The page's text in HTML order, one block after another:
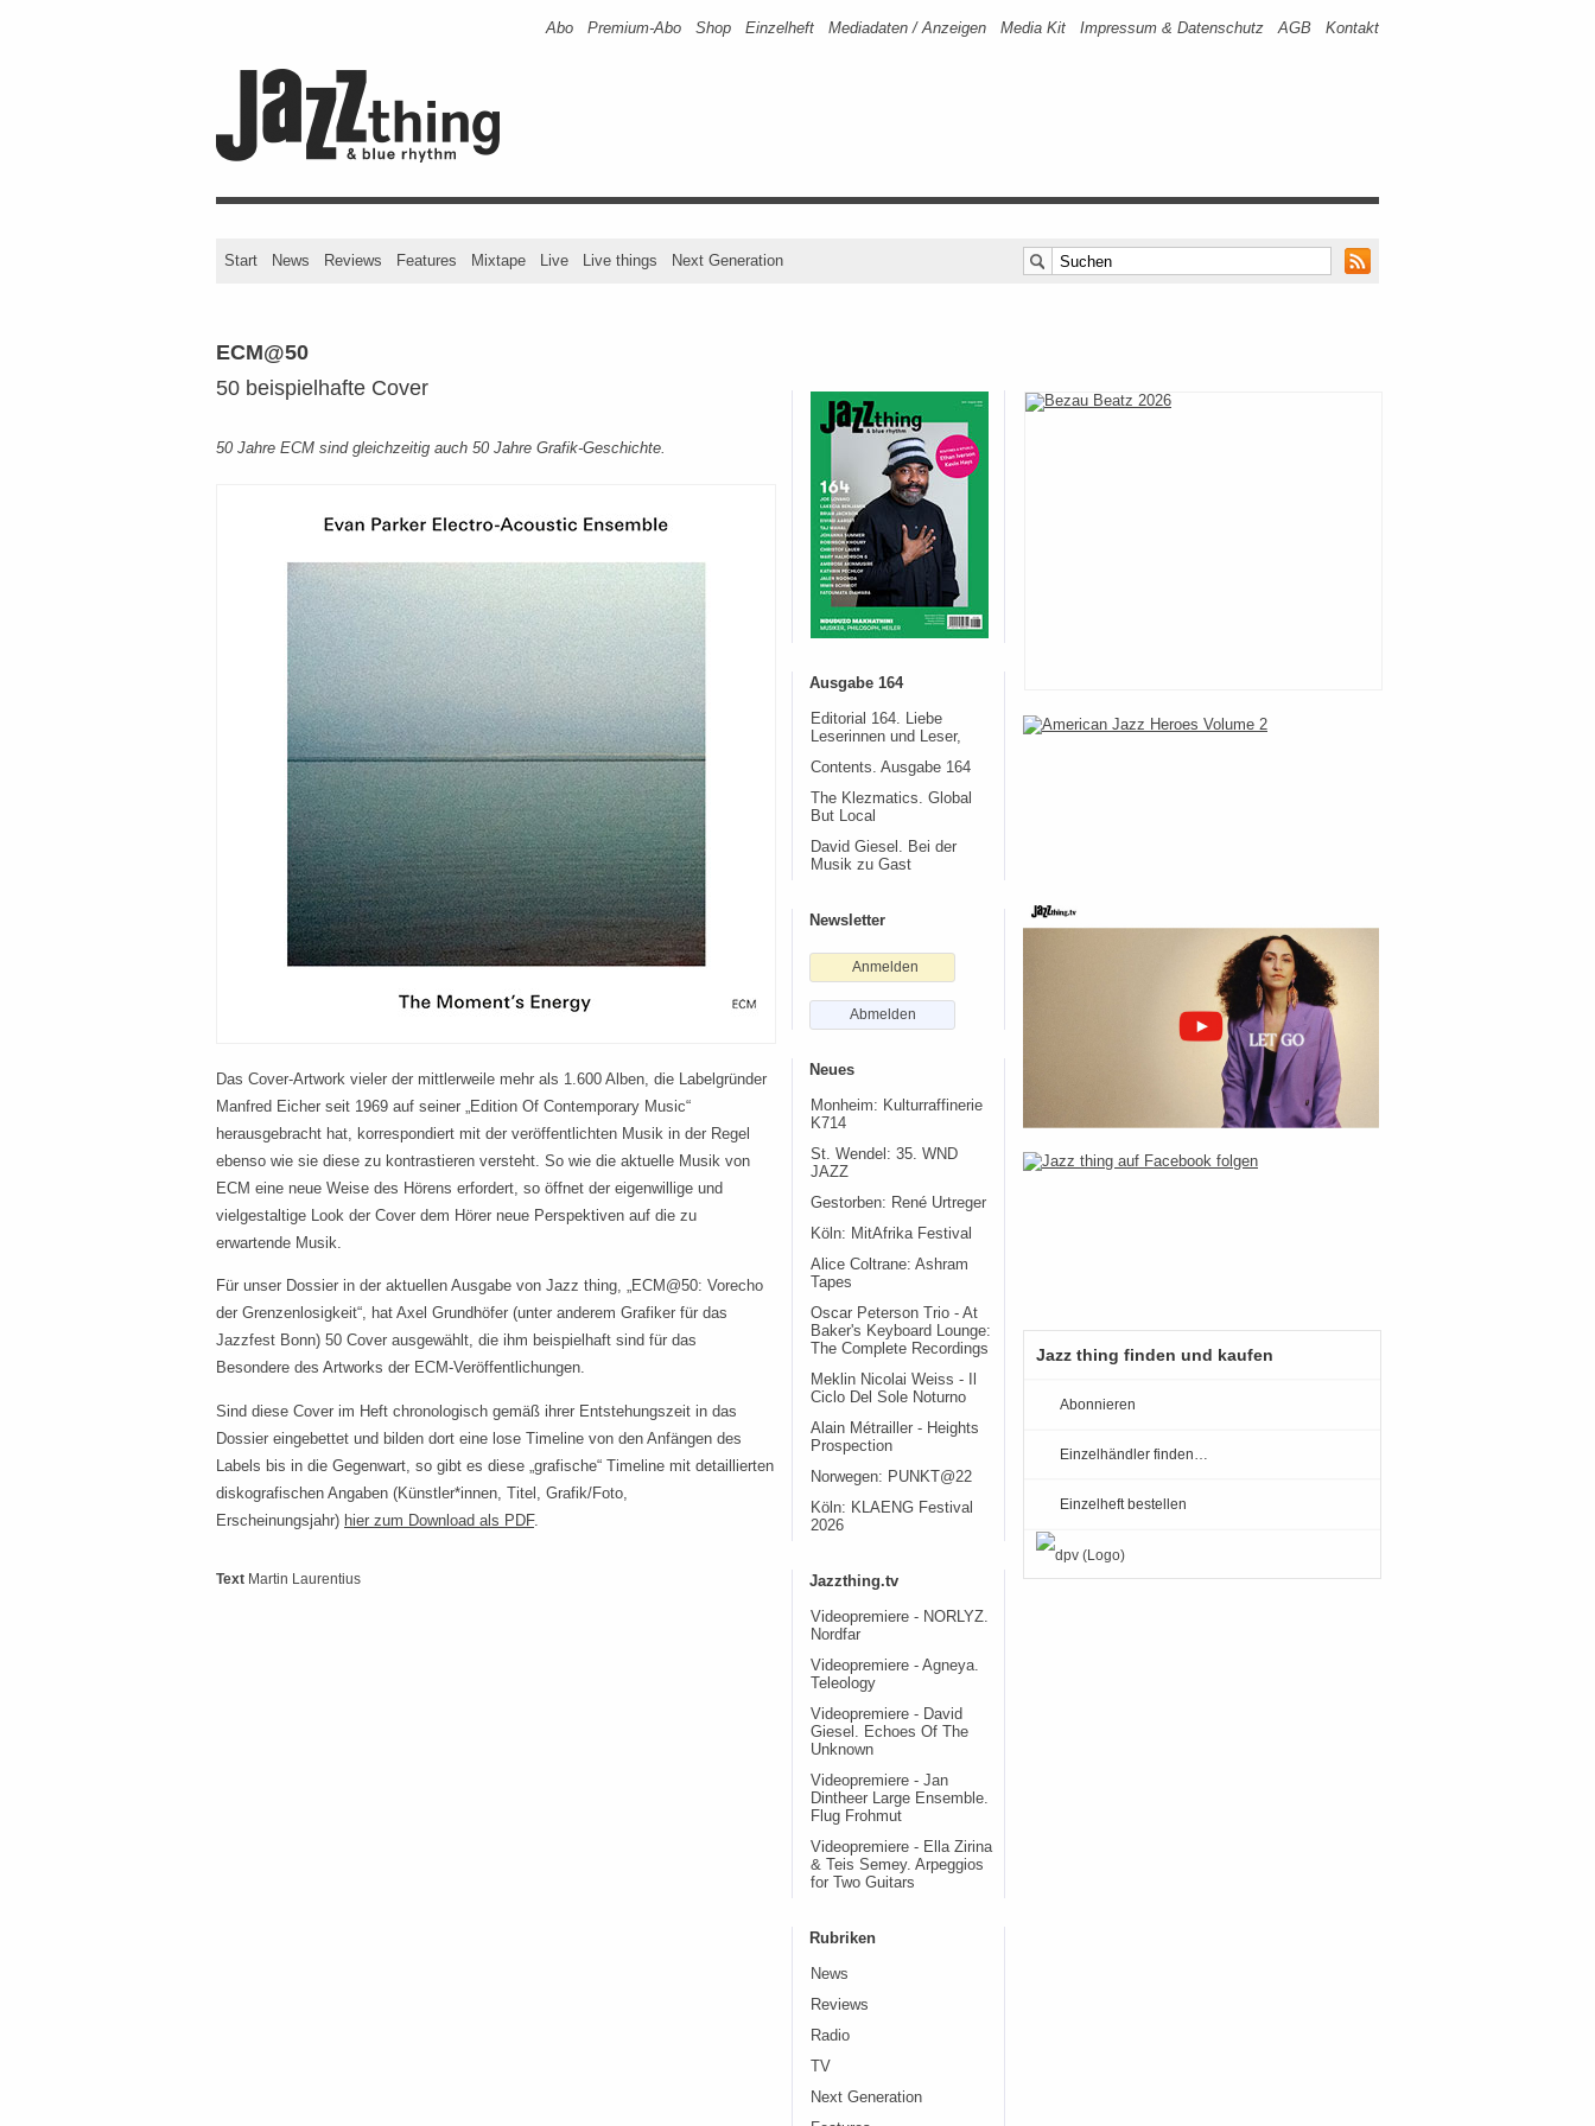
Abo Premium-Abo Shop Einzelheft Mediadaten / Anzeigen Media Kit Impressum & Datenschutz AGB Kontakt
Start News Reviews Features Mixtape Live Live things Next Generation
ECM@50
50 beispielhafte Cover
50 Jahre ECM sind gleichzeitig auch 50 Jahre Grafik-Geschichte.
Das Cover-Artwork vieler der mittlerweile mehr als 1.600 Alben, die Labelgründer
Manfred Eicher seit 1969 auf seiner „Edition Of Contemporary Music“
herausgebracht hat, korrespondiert mit der veröffentlichten Musik in der Regel
ebenso wie sie diese zu kontrastieren versteht. So wie die aktuelle Musik von
ECM eine neue Weise des Hörens erfordert, so öffnet der eigenwillige und
vielgestaltige Look der Cover dem Hörer neue Perspektiven auf die zu
erwartende Musik.
Für unser Dossier in der aktuellen Ausgabe von Jazz thing, „ECM@50: Vorecho
der Grenzenlosigkeit“, hat Axel Grundhöfer (unter anderem Grafiker für das
Jazzfest Bonn) 50 Cover ausgewählt, die ihm beispielhaft sind für das
Besondere des Artworks der ECM-Veröffentlichungen.
Sind diese Cover im Heft chronologisch gemäß ihrer Entstehungszeit in das
Dossier eingebettet und bilden dort eine lose Timeline von den Anfängen des
Labels bis in die Gegenwart, so gibt es diese „grafische“ Timeline mit detaillierten
diskografischen Angaben (Künstler*innen, Titel, Grafik/Foto,
Erscheinungsjahr) hier zum Download als PDF.
Text Martin Laurentius
Ausgabe 164
Editorial 164. Liebe
Leserinnen und Leser,
Contents. Ausgabe 164
The Klezmatics. Global
But Local
David Giesel. Bei der
Musik zu Gast
Newsletter
Anmelden
Abmelden
Neues
Monheim: Kulturraffinerie
K714
St. Wendel: 35. WND
JAZZ
Gestorben: René Urtreger
Köln: MitAfrika Festival
Alice Coltrane: Ashram
Tapes
Oscar Peterson Trio - At
Baker's Keyboard Lounge:
The Complete Recordings
Meklin Nicolai Weiss - Il
Ciclo Del Sole Noturno
Alain Métrailler - Heights
Prospection
Norwegen: PUNKT@22
Köln: KLAENG Festival
2026
Jazzthing.tv
Videopremiere - NORLYZ.
Nordfar
Videopremiere - Agneya.
Teleology
Videopremiere - David
Giesel. Echoes Of The
Unknown
Videopremiere - Jan
Dintheer Large Ensemble.
Flug Frohmut
Videopremiere - Ella Zirina
& Teis Semey. Arpeggios
for Two Guitars
Rubriken
News
Reviews
Radio
TV
Next Generation
Jazz thing finden und kaufen
Abonnieren
Einzelhändler finden…
Einzelheft bestellen